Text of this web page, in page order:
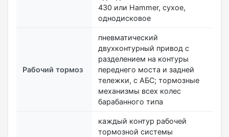
430 или Hammer, сухое,
однодисковое
Рабочий тормоз
пневматический
двухконтурный привод с
разделением на контуры
переднего моста и задней
тележки, с АБС; тормозные
механизмы всех колес
барабанного типа
каждый контур рабочей
тормозной системы